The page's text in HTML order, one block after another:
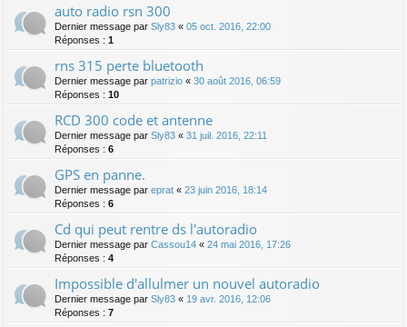
auto radio rsn 300
Dernier message par Sly83 « 05 oct. 2016, 22:00
Réponses : 1
rns 315 perte bluetooth
Dernier message par patrizio « 30 août 2016, 06:59
Réponses : 10
RCD 300 code et antenne
Dernier message par Sly83 « 31 juil. 2016, 22:11
Réponses : 6
GPS en panne.
Dernier message par eprat « 23 juin 2016, 18:14
Réponses : 6
Cd qui peut rentre ds l'autoradio
Dernier message par Cassou14 « 24 mai 2016, 17:26
Réponses : 4
Impossible d'allulmer un nouvel autoradio
Dernier message par Sly83 « 19 avr. 2016, 12:06
Réponses : 7